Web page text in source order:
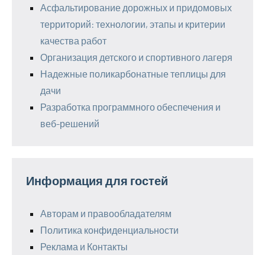
Асфальтирование дорожных и придомовых
территорий: технологии, этапы и критерии
качества работ
Организация детского и спортивного лагеря
Надежные поликарбонатные теплицы для
дачи
Разработка программного обеспечения и
веб-решений
Информация для гостей
Авторам и правообладателям
Политика конфиденциальности
Реклама и Контакты